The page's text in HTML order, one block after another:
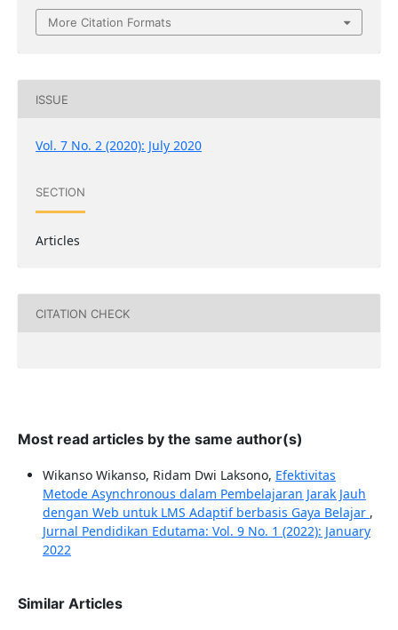
More Citation Formats
ISSUE
Vol. 7 No. 2 (2020): July 2020
SECTION
Articles
CITATION CHECK
Most read articles by the same author(s)
Wikanso Wikanso, Ridam Dwi Laksono, Efektivitas
Metode Asynchronous dalam Pembelajaran Jarak Jauh
dengan Web untuk LMS Adaptif berbasis Gaya Belajar ,
Jurnal Pendidikan Edutama: Vol. 9 No. 1 (2022): January
2022
Similar Articles